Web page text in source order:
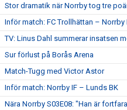
Stor dramatik när Norrby tog tre
Inför match: FC Trollhättan – Norrby
TV: Linus Dahl summerar insatsen
Sur förlust på Borås Arena
Match-Tugg med Victor Astor
Inför match: Norrby IF – Lunds BK
Nära Norrby S03E08: "Han är